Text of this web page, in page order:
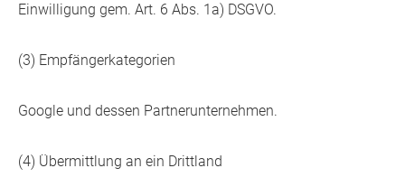
Einwilligung gem. Art. 6 Abs. 1a) DSGVO.
(3) Empfängerkategorien
Google und dessen Partnerunternehmen.
(4) Übermittlung an ein Drittland